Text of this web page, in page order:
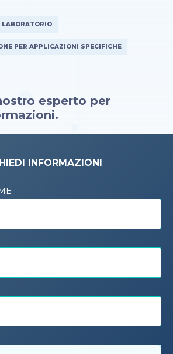
PER APPLICAZIONI SPECIFICHE
esperto per
INFORMAZIONI